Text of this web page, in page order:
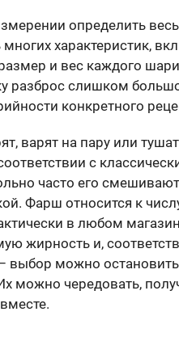
определить
характеристик,
и вес каждого
разброс слишком
конкретного
варят на пару или
с
часто его
Фарш относится к
в любом
жирность и,
выбор можно
можно чередовать,